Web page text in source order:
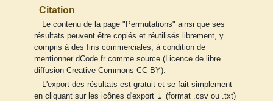
Citation
Le contenu de la page "Permutations" ainsi que ses
résultats peuvent être copiés et réutilisés librement, y
compris à des fins commerciales, à condition de
mentionner dCode.fr comme source (Licence de libre
diffusion Creative Commons CC-BY).
L'export des résultats est gratuit et se fait simplement
en cliquant sur les icônes d'export ⤓ (format .csv ou .txt)